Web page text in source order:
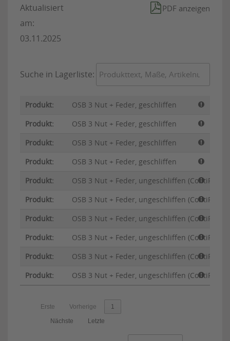
Aktualisiert
am:
03.11.2025
PDF anzeigen
Suche in Lagerliste:
OSB 3 Nut + Feder, geschliffen
OSB 3 Nut + Feder, geschliffen
OSB 3 Nut + Feder, geschliffen
OSB 3 Nut + Feder, geschliffen
OSB 3 Nut + Feder, ungeschliffen (ContiFinish)
OSB 3 Nut + Feder, ungeschliffen (ContiFinish)
OSB 3 Nut + Feder, ungeschliffen (ContiFinish)
OSB 3 Nut + Feder, ungeschliffen (ContiFinish)
OSB 3 Nut + Feder, ungeschliffen (ContiFinish)
OSB 3 Nut + Feder, ungeschliffen (ContiFinish)
Erste Vorherige
1
Nächste
Letzte